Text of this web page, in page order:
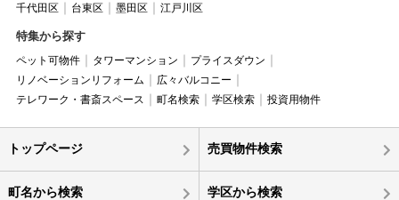
千代田区
台東区 墨田区 江戸川区
特集から探す
ペット可物件 タワーマンション
プライスダウン
リノベーションリフォーム
広々バルコニー
テレワーク・書斎スペース
町名検索 学区検索 投資用物件
トップページ 売買物件検索
町名から検索 学区から検索